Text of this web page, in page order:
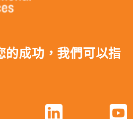
的成功，我們可以指